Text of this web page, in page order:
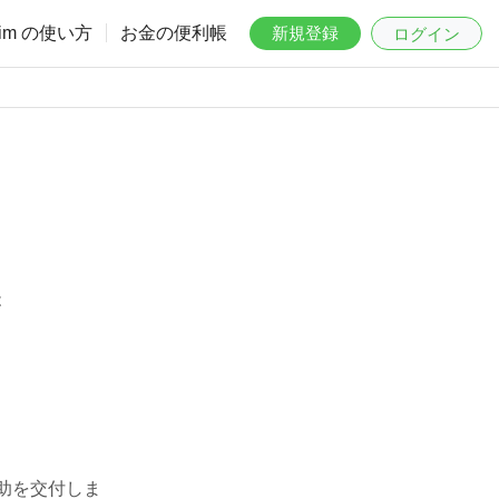
の使い方 お金の便利帳 新規登録 ログイン
を交付しま